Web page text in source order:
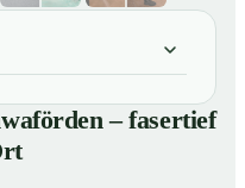
– fasertief gereinigt &
– fasertief